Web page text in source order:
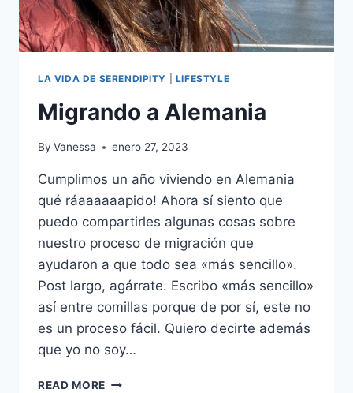
LA VIDA DE SERENDIPITY LIFESTYLE
Migrando a Alemania
By Vanessa enero 27, 2023
Cumplimos un año viviendo en Alemania
qué ráaaaaaapido! Ahora sí siento que
puedo compartirles algunas cosas sobre
nuestro proceso de migración que
ayudaron a que todo sea «más sencillo».
Post largo, agárrate. Escribo «más sencillo»
así entre comillas porque de por sí, este no
es un proceso fácil. Quiero decirte además
que yo no soy…
READ MORE MIGRANDO